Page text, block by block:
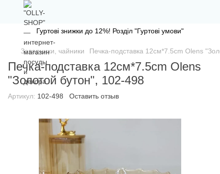
Гуртові знижки до 12%! Розділ "Гуртові умови"
Заварники, чайники Печка-подставка 12см*7.5cm Olens
Печка-подставка 12см*7.5cm Olens
"Золотой бутон", 102-498
Артикул: 102-498 Оставить отзыв